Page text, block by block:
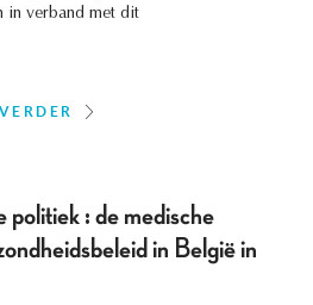
in verband met dit
VERDER
politiek : de medische
in België in